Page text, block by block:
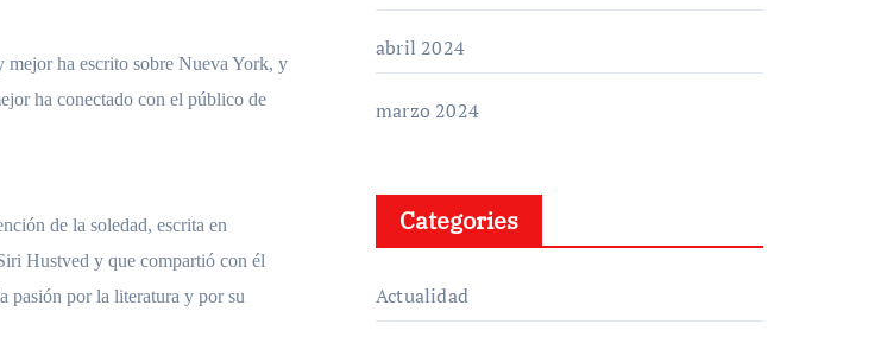
mejor ha escrito sobre Nueva York, y
ha conectado con el público de
de la soledad, escrita en
Hustved y que compartió con él
pasión por la literatura y por su
abril 2024
marzo 2024
Categories
Actualidad